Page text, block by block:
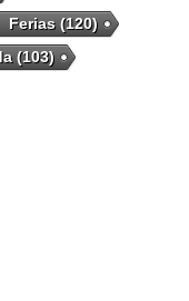
Ferias(120)
(103)